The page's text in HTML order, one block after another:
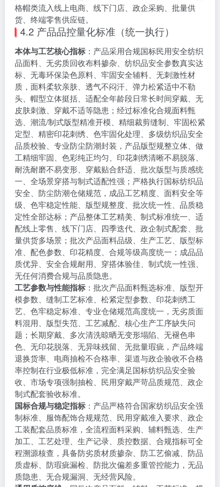
格帽类流入线上电商、线下门店、政企采购、批量供
货、终端零售供应链。
4.2 产品品控量化标准（统一执行）
本体与工艺核心指标 ：产品采用合规国标民用安全纺织
品面料、无劣质回收布料掺杂、纺织品安全参数真实达
标、无毒环保染色原料、牢固安全辅料、无刺激性材
质，面料柔软亲肤、透气不闷汗、弹力松紧适中不勒
头、帽型立体挺括、适配全年龄段日常长时间穿戴、无
皮肤刺激、穿戴不适等隐患；经过标准化合规面料甄
选、潮流/制式版型精准开模、精细裁剪缝制、牢固松紧
定型、精密印花刺绣、色牢固化处理、多级纺织品安全
品质校验、专业防尘防潮封装，产品版型规整立体、做
工精细牢固、色彩纯正均匀、印花刺绣清晰不易脱落、
耐洗耐磨不易变形、穿戴贴合舒适、批次版型与质感统
一、全场景穿搭与制式适配性强；严格执行国标纺织品
安全、防尘防潮仓储规范，成品工艺精度、面料安全等
级、色牢稳定性能、版型规整度、批次统一性、品质稳
定性全部达标；产品整体工艺精美、制式标准统一、适
配线上零售、线下门店、四季迭代、政企制式配套、批
量供货多场景；批次产品面料品级、生产工艺、版型标
准、配色参数、印花精度、合规等级高度统一；成品品
质优异、安全合规耐用、穿搭体验佳、制式统一性强、
无任何消费合规与品质隐患。
工艺参数与性能指标 ：批次产品面料甄选标准、版型开
模参数、缝制工艺标准、松紧定型参数、印花刺绣工
艺、色牢稳定标准、专业仓储规范高度统一，无劣质面
料混用、版型失范、工艺减配、核心生产工序缺失问
题；长期穿戴、多次清洗晾晒无变形塌陷、无褪色串
色、无印花脱落、无异味残留、无批量瑕疵，产品终端
退换货率、电商抽检不合格率、渠道与政企验收不合格
率控制在行业极低标准，完全满足国标纺织品安全验
收、市场专项强制抽检、民用穿戴严苛品质规范、政企
制式配套验收标准。
国标合规与稳定指标 ：产品严格符合国家纺织品安全强
制标准、服饰配饰合规规范、民用穿戴准入要求、政企
工装配套品质标准，全流程面料采购、辅料甄选、生产
加工、工艺处理、生产记录、质控数据、合规指标可全
程溯源核查，具备防劣质材质掺杂、防工艺偷减、防品
质虚标、防瑕疵漏检、防批次偏差多重管控能力，无品
质隐患、无合规漏洞、无经营风险。